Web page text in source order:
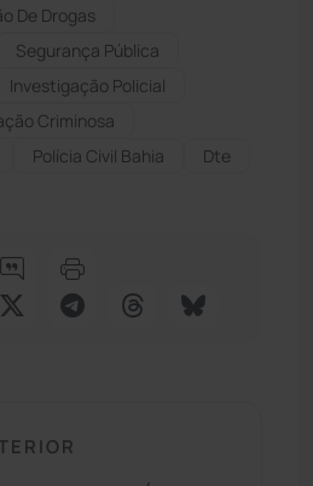
De Drogas
Segurança Pública
Investigação Policial
Criminosa
Polícia Civil Bahia Dte